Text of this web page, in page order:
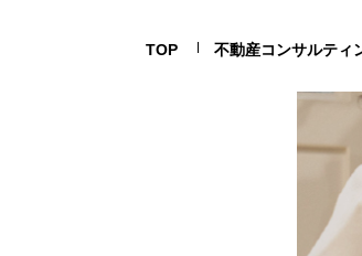
TOP 不動産コンサルティ